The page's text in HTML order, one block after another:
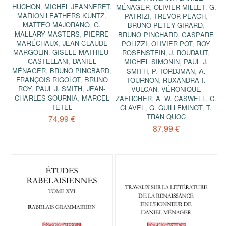
HUCHON, MICHEL JEANNERET,
MARION LEATHERS KUNTZ,
MATTEO MAJORANO,G.
MALLARY MASTERS, PIERRE
MARÉCHAUX, JEAN-CLAUDE
MARGOLIN,GISÈLE MATHIEU-
CASTELLANI, DANIEL
MÉNAGER, BRUNO PINCBARD,
FRANÇOIS RIGOLOT, BRUNO
ROY, PAUL J. SMITH,JEAN-
CHARLES SOURNIA, MARCEL
TETEL
74,99 €
MÉNAGER, OLIVIER MILLET, G.
PATRIZI, TREVOR PEACH,
BRUNO PETEY-GIRARD,
BRUNO PINCHARD,GASPARE
POLIZZI,OLIVIER POT, ROY
ROSENSTEIN,J. ROUDAUT,
MICHEL SIMONIN, PAUL J.
SMITH, P. TORDJMAN, A.
TOURNON, RUXANDRA I.
VULCAN, VÉRONIQUE
ZAERCHER,A. W. CASWELL,C.
CLAVEL,G. GUILLEMINOT,T.
TRAN QUOC
87,99 €